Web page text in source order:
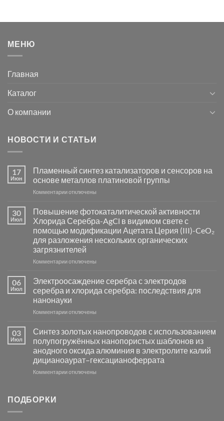
МЕНЮ
Главная
Каталог
О компании
НОВОСТИ И СТАТЬИ
17
Июн
Пламенный синтез катализаторов и сенсоров на
основе металлов платиновой группы
Комментариик
Пламенный
синтез
катализаторов
и
сенсоров
на
основе
группы
отключены
30
Июл
Повышение фотокаталитической активности
Хлорида Серебра-AgCl в видимом свете с
помощью модификации Ацетата Церия (III)-CeO₂
для разложения нескольких органических
загрязнителей
Комментариик
фотокаталитической
активности
Хлорида
Серебра-
в
видимом
свете
с
помощью
модификации
отключены
06
Июл
Электроосаждение серебра с электродов
серебра и хлорида серебра: последствия для
нанонауки
Комментариик
серебра
с
электродов
серебра
и
отключены
03
Июл
Синтез золотых нанопроводов с использованием
полупогружённых нанопористых шаблонов из
анодного оксида алюминия в электролите калий
дицианоаурат–гексацианоферрата
Комментариикотключены
ПОДБОРКИ